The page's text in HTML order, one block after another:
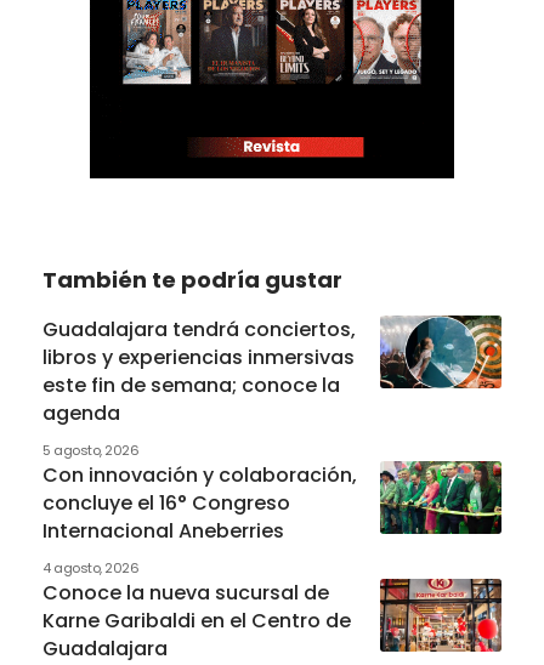
También te podría gustar
Guadalajara tendrá conciertos,
libros y experiencias inmersivas
este fin de semana; conoce la
agenda
5 agosto, 2026
Con innovación y colaboración,
concluye el 16° Congreso
Internacional Aneberries
4 agosto, 2026
Conoce la nueva sucursal de
Karne Garibaldi en el Centro de
Guadalajara